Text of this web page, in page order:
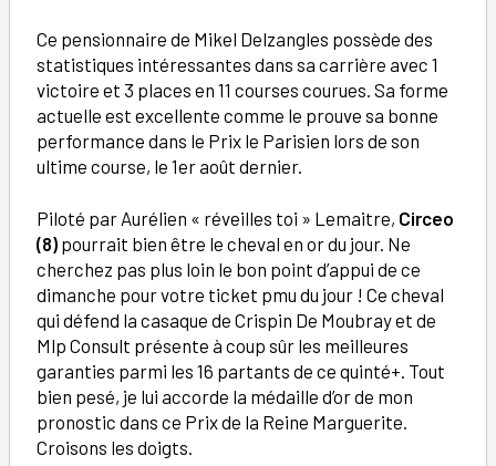
Ce pensionnaire de Mikel Delzangles possède des
statistiques intéressantes dans sa carrière avec 1
victoire et 3 places en 11 courses courues. Sa forme
actuelle est excellente comme le prouve sa bonne
performance dans le Prix le Parisien lors de son
ultime course, le 1er août dernier.
Piloté par Aurélien « réveilles toi » Lemaitre, Circeo
(8) pourrait bien être le cheval en or du jour. Ne
cherchez pas plus loin le bon point d’appui de ce
dimanche pour votre ticket pmu du jour ! Ce cheval
qui défend la casaque de Crispin De Moubray et de
Mlp Consult présente à coup sûr les meilleures
garanties parmi les 16 partants de ce quinté+. Tout
bien pesé, je lui accorde la médaille d’or de mon
pronostic dans ce Prix de la Reine Marguerite.
Croisons les doigts.